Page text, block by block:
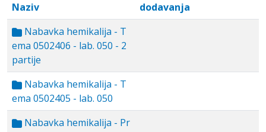
Naziv
dodavanja
Nabavka hemikalija - T
ema 0502406 - lab. 050 - 2
partije
Nabavka hemikalija - T
ema 0502405 - lab. 050
Nabavka hemikalija - Pr